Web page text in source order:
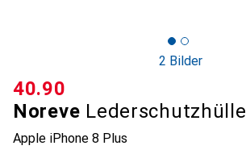
2 Bilder
Noreve Lederschutzhülle
Apple iPhone 8 Plus
CHF
40.90